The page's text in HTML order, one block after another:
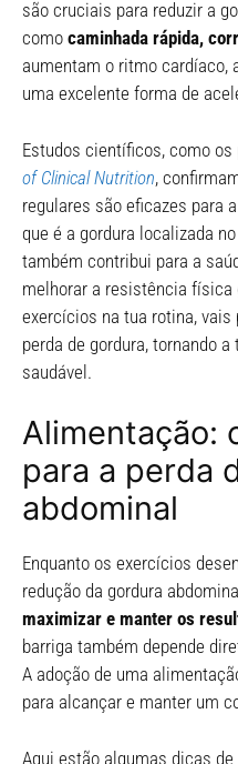
são cruciais para reduzir a
como caminhada rápida,
aumentam o ritmo cardíaco,
uma excelente forma de
Estudos científicos, como
of Clinical Nutrition,
regulares são eficazes para
que é a gordura localizada
também contribui para a
melhorar a resistência física
exercícios na tua rotina,
perda de gordura, tornando
saudável.
Alimentação:
para a perda
abdominal
Enquanto os exercícios
redução da gordura
maximizar e manter os
barriga também depende
A adoção de uma
para alcançar e manter um
Aqui estão algumas dicas